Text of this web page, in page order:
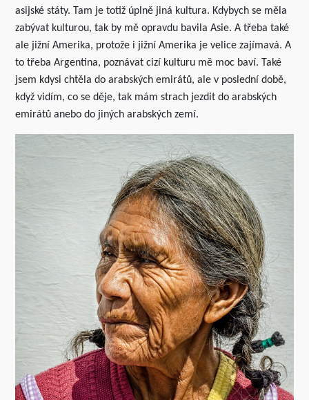
asijské státy. Tam je totiž úplně jiná kultura. Kdybych se měla
zabývat kulturou, tak by mě opravdu bavila Asie. A třeba také
ale jižní Amerika, protože i jižní Amerika je velice zajímavá. A
to třeba Argentina, poznávat cizí kulturu mě moc baví. Také
jsem kdysi chtěla do arabských emirátů, ale v poslední době,
když vidím, co se děje, tak mám strach jezdit do arabských
emirátů anebo do jiných arabských zemí.